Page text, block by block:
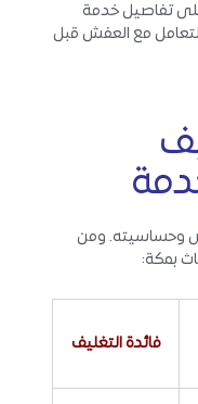
على تفاصيل خدمة
مع العفش قبل
وحساسيته. ومن
بمكة:
فائدة التغليف